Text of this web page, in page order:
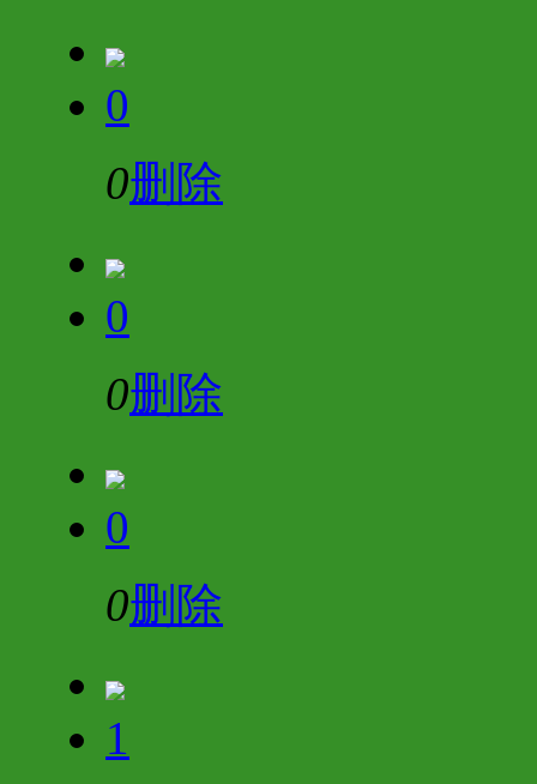
0
0删除
0
0删除
0
0删除
1